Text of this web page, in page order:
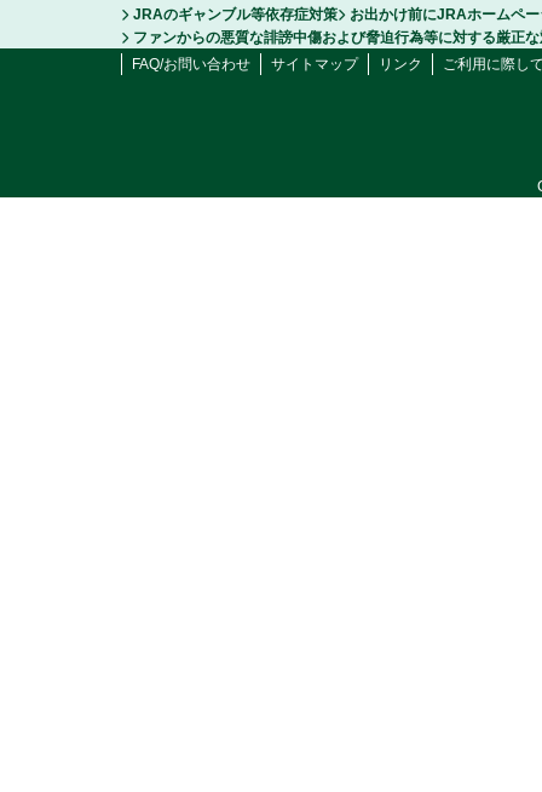
JRAのギャンブル等依存症対策
お出かけ前にJRAホームペ
ファンからの悪質な誹謗中傷および脅迫行為等に対する厳正
FAQ/お問い合わせ
サイトマップ リンク ご利用に際し